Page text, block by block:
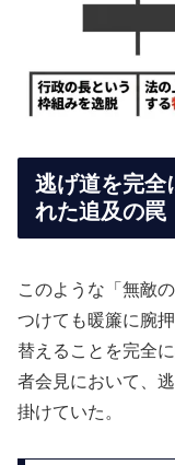
逃げ道を完全
れた追及の罠
このような「無敵
つけても暖簾に腕
替えることを完全
者会見において、
掛けていた。